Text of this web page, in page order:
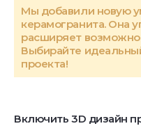
Мы добавили новую
керамогранита. Она
расширяет
Выбирайте
проекта!
Включить 3D дизайн